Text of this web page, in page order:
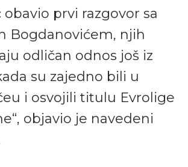
obavio prvi razgovor sa
Bogdanovićem, njih
odličan odnos još iz
su zajedno bili u
i osvojili titulu Evrolige
objavio je navedeni